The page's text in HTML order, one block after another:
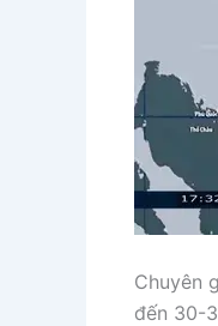
Chuyên
đến 30-